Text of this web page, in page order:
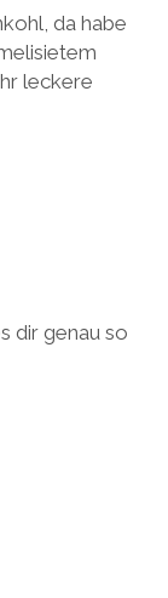
da habe
leckere
dir genau so